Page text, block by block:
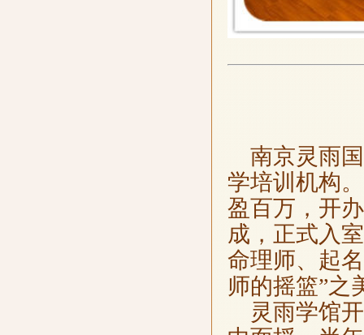
南京灵雨国
学培训机构
盈百万，开
成，正式入
命理师、起
师的摇篮”之
灵雨学馆开